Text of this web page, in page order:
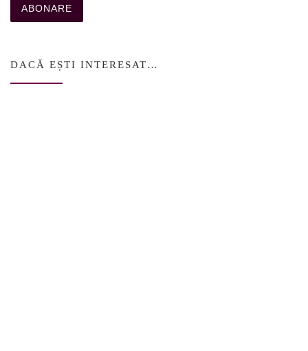
DACĂ EȘTI INTERESAT…